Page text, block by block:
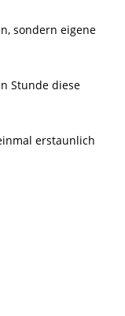
sondern eigene
Stunde diese
erstaunlich